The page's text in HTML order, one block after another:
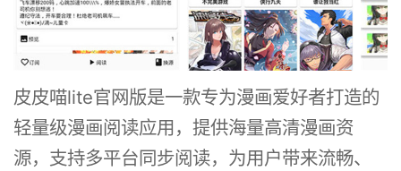
皮皮喵lite官网版是一款专为漫画爱好者打造的
轻量级漫画阅读应用，提供海量高清漫画资
源，支持多平台同步阅读，为用户带来流畅、